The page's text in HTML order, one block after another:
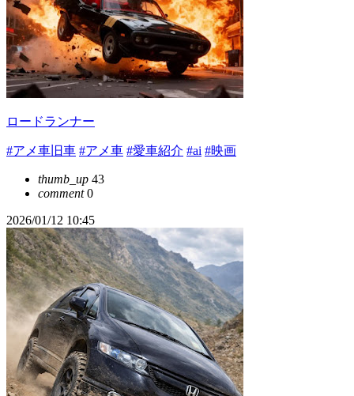
ロードランナー
#アメ車旧車 #アメ車 #愛車紹介 #ai #映画
thumb_up 43
comment0
2026/01/12 10:45